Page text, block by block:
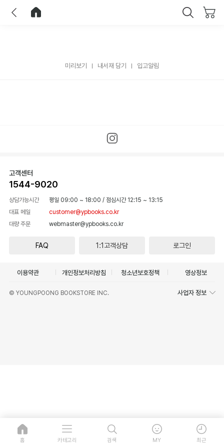
미리보기 내서재 담기 입고알림
고객센터
1544-9020
상담가능시간 평일 09:00 ~ 18:00 / 점심시간 12:15 ~ 13:15
대표 메일
customer@ypbooks.co.kr
대량 주문
webmaster@ypbooks.co.kr
FAQ 1:1고객상담 로그인
이용약관 개인정보처리방침 청소년보호정책 영상정보
© YOUNGPOONG BOOKSTORE INC. 사업자 정보
홈 카테고리 검색 MY 최근